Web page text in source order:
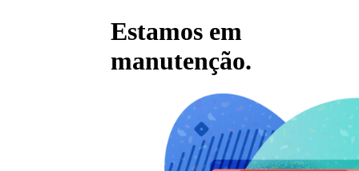
Estamos em
manutenção.